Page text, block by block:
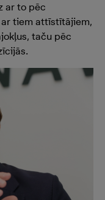
ar to pēc
tiem attīstītājiem,
taču pēc